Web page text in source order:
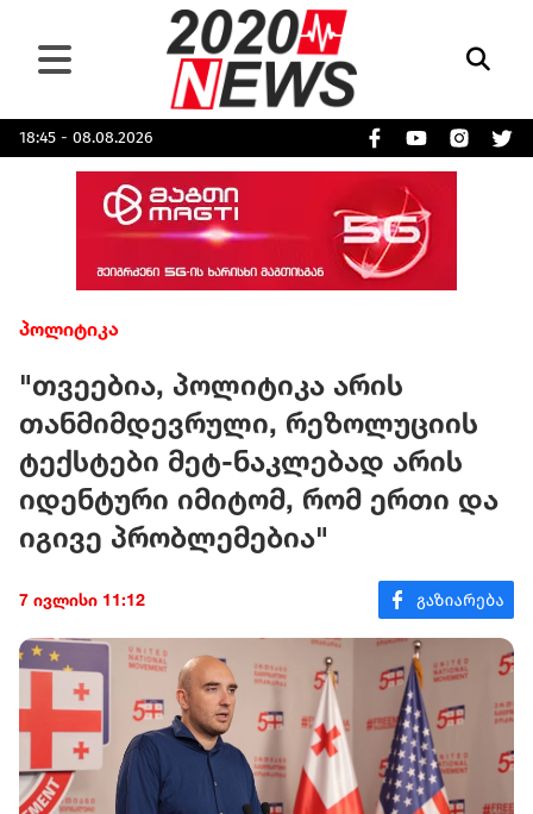
18:45 - 08.08.2026
პოლიტიკა
"თვეებია, პოლიტიკა არის
თანმიმდევრული, რეზოლუციის
ტექსტები მეტ-ნაკლებად არის
იდენტური იმიტომ, რომ ერთი და
იგივე პრობლემებია"
7 ივლისი 11:12